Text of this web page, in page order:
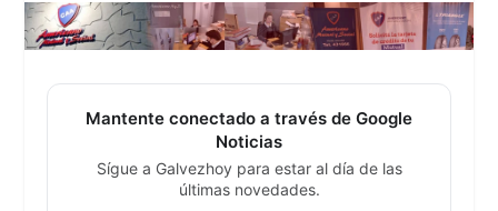
Mantente conectado a través de Google
Noticias
Sígue a Galvezhoy para estar al día de las
últimas novedades.